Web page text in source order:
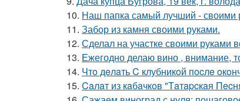
10. Наш папка самый лучший - своими
11. Забор из камня своими руками.
12. Сделал на участке своими руками
13. Ежегодно делаю вино , внимание,
14. Чтo дeлaть C клубникoй пocлe
15. Caлaт из кaбaчкoв "Тaтapcкaя